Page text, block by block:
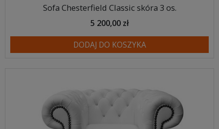
Sofa Chesterfield Classic skóra 3 os.
5 200,00 zł
DODAJ DO KOSZYKA